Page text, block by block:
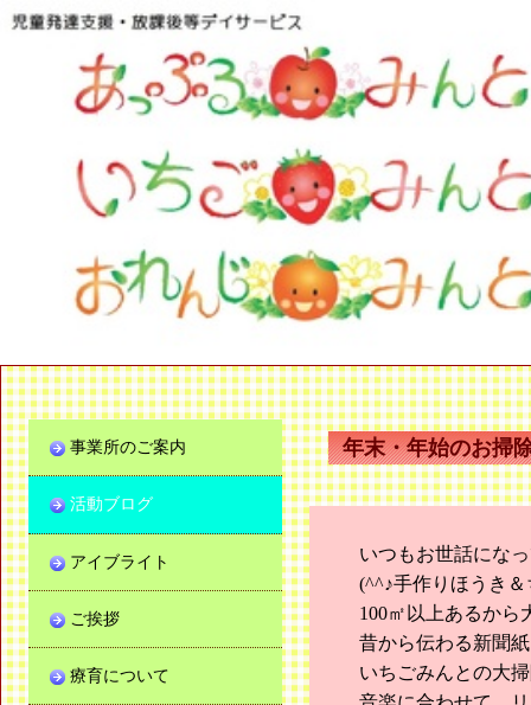
年末・年始のお掃
いつもお世話にな
(^^♪手作りほうき
100㎡以上あるか
昔から伝わる新聞
いちごみんとの大
事業所のご案内
活動ブログ
アイブライト
ご挨拶
療育について